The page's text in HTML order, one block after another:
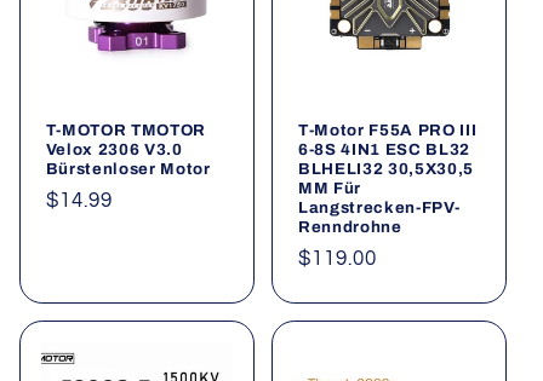
T-MOTOR TMOTOR
Velox 2306 V3.0
Bürstenloser Motor
Normaler
$14.99
T-Motor F55A PRO III
6-8S 4IN1 ESC BL32
BLHELI32 30,5X30,5
MM Für
Langstrecken-FPV-
Renndrohne
Normaler
$119.00